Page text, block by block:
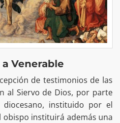
Venerable
de testimonios de las
al Siervo de Dios, por parte
diocesano, instituido por el
instituirá además una